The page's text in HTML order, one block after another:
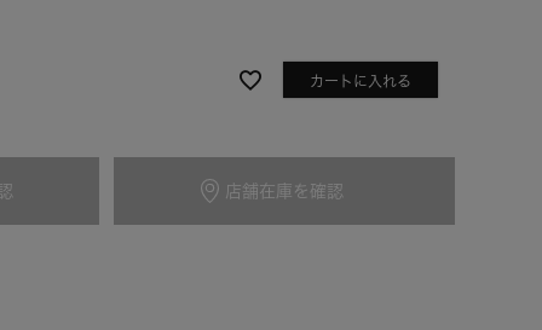
カートに入れる
店舗在庫を確認